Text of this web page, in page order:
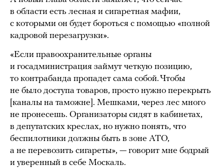
в области есть лесная и сигаретная мафии,
с которыми он будет бороться с помощью «полной
кадровой перезагрузки».
«Если правоохранительные органы
и госадминистрация займут четкую позицию,
то контрабанда пропадет сама собой. Чтобы
не было доступа товаров, просто нужно перекрыть
[каналы на таможне]. Мешками, через лес много
не пронесешь. Организаторы сидят в кабинетах,
в депутатских креслах, но нужно понять, что
беспилотники должны быть в зоне АТО,
а не перевозить сигареты», — говорит мне бодрый
и уверенный в себе Москаль.